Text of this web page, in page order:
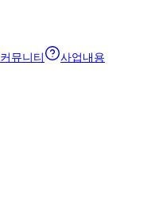
커뮤니티 사업내용